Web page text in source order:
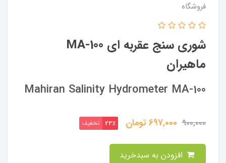
فروشگاه
شوری سنج عقربه ای MA-100
ماهیران
Mahiran Salinity Hydrometer MA-100
900,000
697,000تومان 23٪ تخفیف